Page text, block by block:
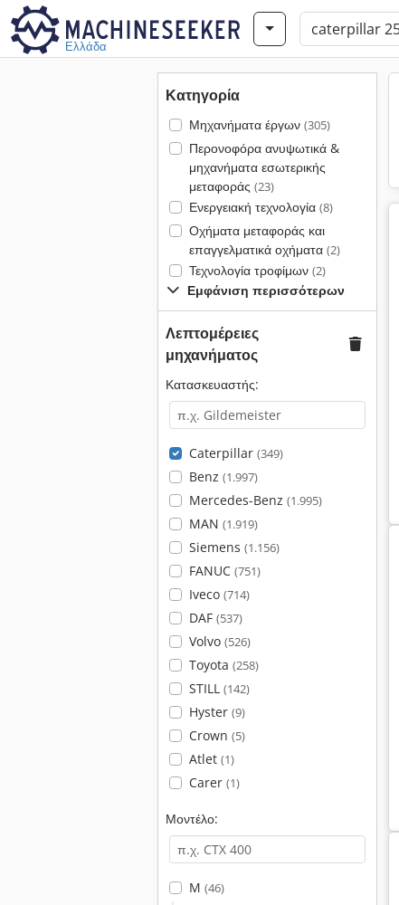
Ελλάδα
Κατηγορία
Μηχανήματα έργων (305)
Περονοφόρα ανυψωτικά &
μηχανήματα εσωτερικής
μεταφοράς (23)
Ενεργειακή τεχνολογία (8)
Οχήματα μεταφοράς και
επαγγελματικά οχήματα (2)
Τεχνολογία τροφίμων (2)
Εμφάνιση περισσότερων
Λεπτομέρειες
μηχανήματος
Κατασκευαστής:
Caterpillar (349)
Benz (1.997)
Mercedes-Benz (1.995)
MAN (1.919)
Siemens (1.156)
FANUC (751)
Iveco (714)
DAF (537)
Volvo (526)
Toyota (258)
STILL (142)
Hyster (9)
Crown (5)
Atlet (1)
Carer (1)
Μοντέλο:
M (46)